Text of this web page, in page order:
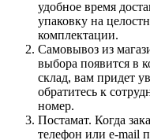
удобное время
упаковку на
комплектации.
Самовывоз из
выбора появится в
склад, вам придет
обратитесь к
номер.
Постамат. Когда
телефон или e-mail